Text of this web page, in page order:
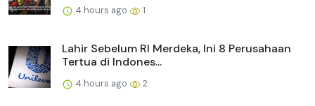
4 hours ago 1
Lahir Sebelum RI Merdeka, Ini 8 Perusahaan
Tertua di Indones...
4 hours ago 2